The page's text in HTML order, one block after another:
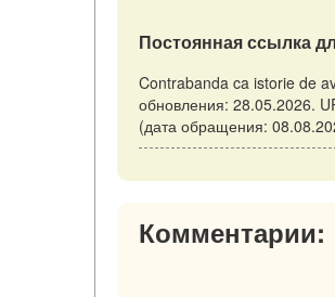
Постоянная ссылка
Contrabanda ca istorie de
обновления: 28.05.2026.
(дата обращения:
Комментарии: